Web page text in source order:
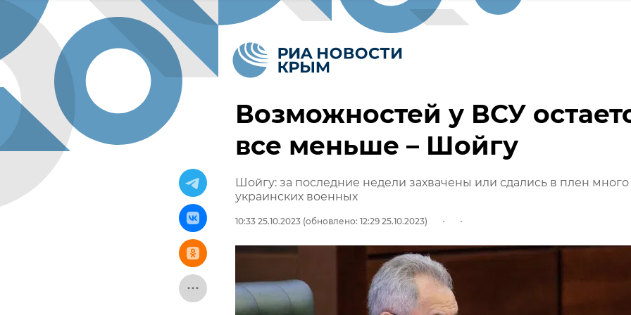
Возможностей у ВСУ
все меньше – Шойгу
Шойгу: за последние недели захвачены или сдались в плен много
украинских военных
10:33 25.10.2023 (обновлено: 12:29 25.10.2023)